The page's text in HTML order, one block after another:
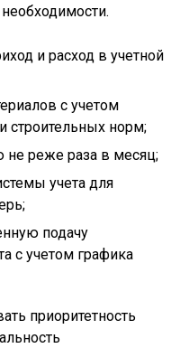
и расход в учетной
с учетом
строительных норм;
не реже раза в месяц;
учета для
подачу
с учетом графика
приоритетность